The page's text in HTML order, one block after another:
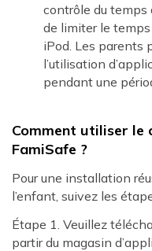
contrôle du
de limiter le
iPod. Les parents
l’utilisation
pendant une
Comment utiliser le
FamiSafe ?
Pour une installation
l’enfant, suivez les
Étape 1. Veuillez
partir du magasin